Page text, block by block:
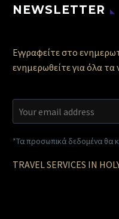
NEWSLETTER
Εγγραφείτε στο
ενημερωθείτε για όλα τα
*Τα προσωπικά δεδομένα θα
TRAVEL SERVICES IN